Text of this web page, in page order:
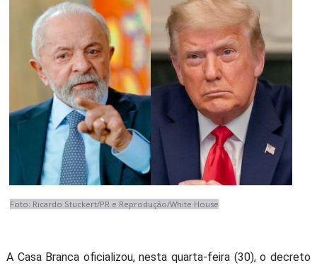
Foto: Ricardo Stuckert/PR e Reprodução/White House
A Casa Branca oficializou, nesta quarta-feira (30), o decreto